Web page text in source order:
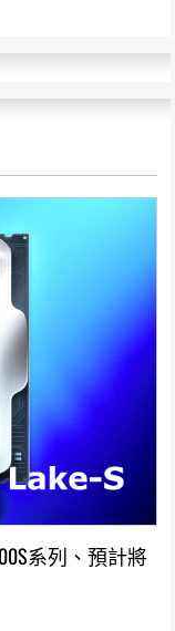
系列、預計將